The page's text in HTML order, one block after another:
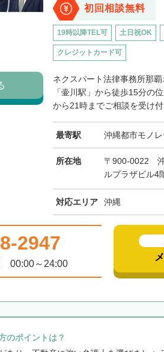
初回相談無料
19時以降TEL可 土日祝OK
クレジットカード可
ネクスパート法律事務所那
「壷川駅」から徒歩15分の
から21時までご相談を受け
最寄駅 沖縄都市モノ
所在地
〒900-0022
ルプラザビル4
対応エリア 沖縄
2947
00:00～24:00
のポイントは？